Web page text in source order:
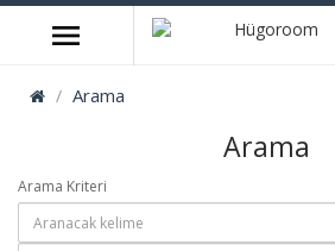
Arama
Arama
Arama Kriteri